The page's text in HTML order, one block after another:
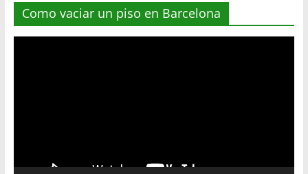
Como vaciar un piso en Barcelona